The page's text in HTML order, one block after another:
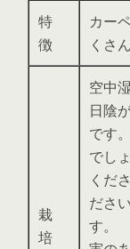
特
徴
カー
くさ
栽
培
空中
日陰
です
でし
くだ
ださ
す。